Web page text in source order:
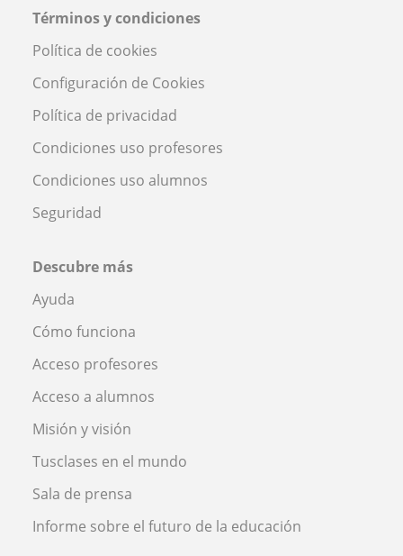
Términos y condiciones
Política de cookies
Configuración de Cookies
Política de privacidad
Condiciones uso profesores
Condiciones uso alumnos
Seguridad
Descubre más
Ayuda
Cómo funciona
Acceso profesores
Acceso a alumnos
Misión y visión
Tusclases en el mundo
Sala de prensa
Informe sobre el futuro de la educación